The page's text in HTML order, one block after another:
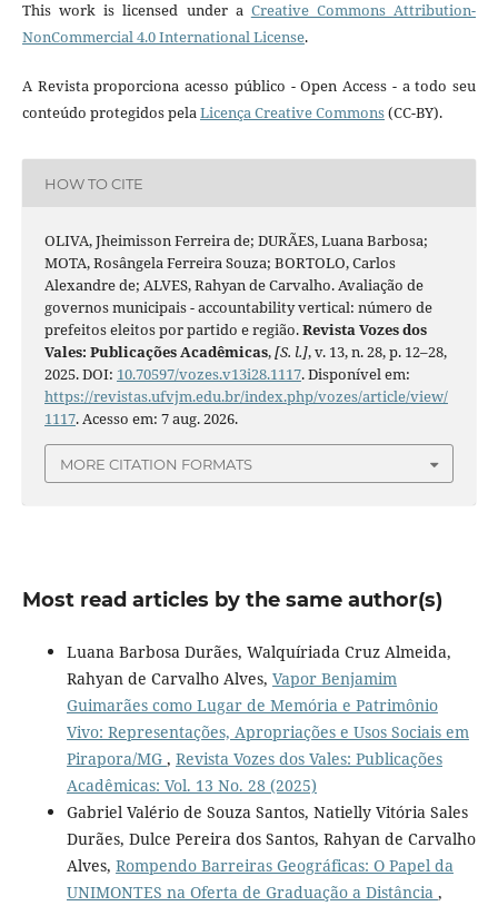
This work is licensed under a Creative Commons Attribution-
NonCommercial 4.0 International License.
A Revista proporciona acesso público - Open Access - a todo seu
conteúdo protegidos pelaLicença Creative Commons(CC-BY).
HOW TO CITE
OLIVA, Jheimisson Ferreira de; DURÃES, Luana Barbosa;
MOTA, Rosângela Ferreira Souza; BORTOLO, Carlos
Alexandre de; ALVES, Rahyan de Carvalho. Avaliação de
governos municipais - accountability vertical: número de
prefeitos eleitos por partido e região.Revista Vozes dos
Vales: Publicações Acadêmicas,[S. l.], v. 13, n. 28, p. 12–28,
2025. DOI: 10.70597/vozes.v13i28.1117. Disponível em:
https://revistas.ufvjm.edu.br/index.php/vozes/article/view/
1117. Acesso em: 7 aug. 2026.
MORE CITATION FORMATS
Most read articles by the same author(s)
Luana Barbosa Durães, Walquíriada Cruz Almeida,
Rahyan de Carvalho Alves, Vapor Benjamim
Guimarães como Lugar de Memória e Patrimônio
Vivo: Representações, Apropriações e Usos Sociais em
Pirapora/MG , Revista Vozes dos Vales: Publicações
Acadêmicas: Vol. 13 No. 28 (2025)
Gabriel Valério de Souza Santos, Natielly Vitória Sales
Durães, Dulce Pereira dos Santos, Rahyan de Carvalho
Alves, Rompendo Barreiras Geográficas: O Papel da
UNIMONTES na Oferta de Graduação a Distância ,